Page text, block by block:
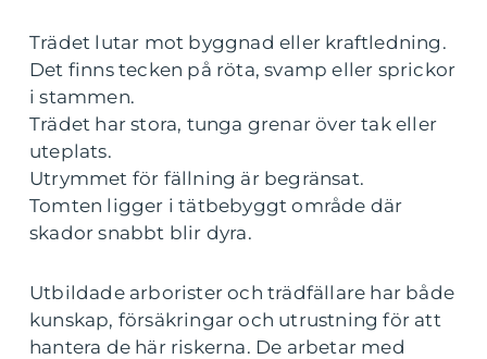
Trädet lutar mot byggnad eller kraftledning.
Det finns tecken på röta, svamp eller sprickor
i stammen.
Trädet har stora, tunga grenar över tak eller
uteplats.
Utrymmet för fällning är begränsat.
Tomten ligger i tätbebyggt område där
skador snabbt blir dyra.
Utbildade arborister och trädfällare har både
kunskap, försäkringar och utrustning för att
hantera de här riskerna. De arbetar med